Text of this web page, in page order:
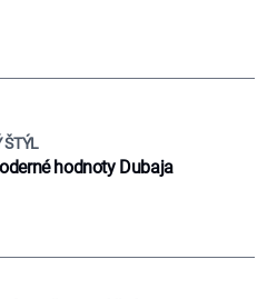
ŠTÝL
hodnoty Dubaja